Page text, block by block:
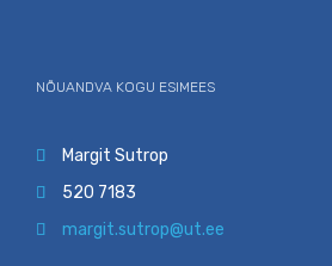
NÕUANDVA KOGU ESIMEES
 Margit Sutrop
 520 7183
 margit.sutrop@ut.ee